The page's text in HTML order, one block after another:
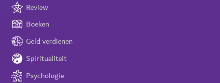
Review
Boeken
Geld verdienen
Spiritualiteit
Psychologie